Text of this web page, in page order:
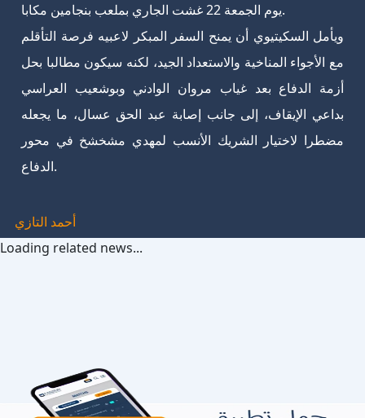
يوم الجمعة 22 غشت الجاري بملعب بنجامين مكابا.
ويأمل السكيتيوي أن يمنح السفر المبكر لاعبيه فرصة التأقلم
مع الأجواء المناخية والاستعداد الجيد، لكنه سيكون مطالبا بحل
أزمة الدفاع بعد غياب مروان الوادني وبوشعيب العراسي
بداعي الإيقاف، إلى جانب إصابة عبد الحق عسال، ما يجعله
مضطرا لاختيار الشريك الأنسب لمهدي مشخشخ في محور
الدفاع.
أحمد التازي
Loading related news...